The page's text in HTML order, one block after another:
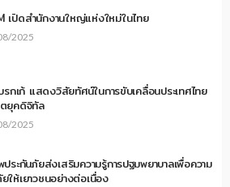
เปิดสำนักงานใหญ่แห่งใหม่ในไทย
2025
รกเก้ แสดงวิสัยทัศน์ในการขับเคลื่อนประเทศไทย
ยุคดิจิทัล
2025
ประกันภัยส่งเสริมความรู้การปฐมพยาบาลเพื่อความ
ให้เยาวชนอย่างต่อเนื่อง